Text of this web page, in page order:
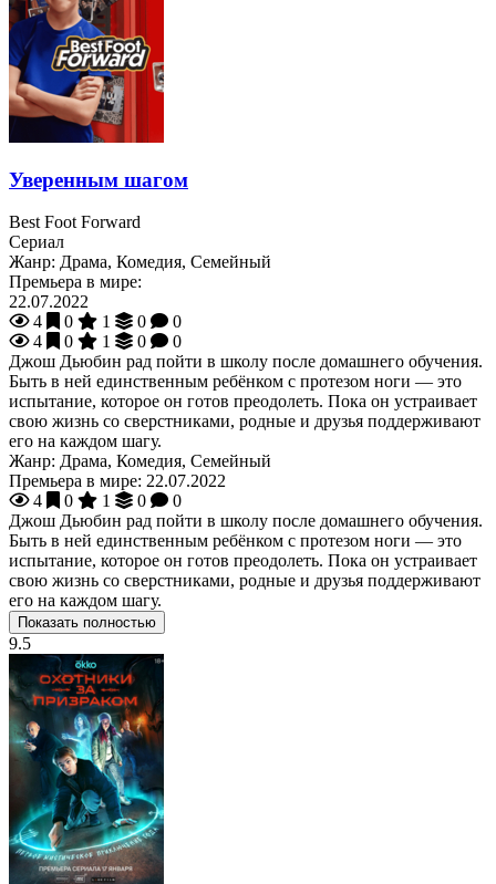
Уверенным шагом
Best Foot Forward
Сериал
Жанр: Драма, Комедия, Семейный
Премьера в мире:
22.07.2022
4
0 1 0
0
4
0 1 0
0
Джош Дьюбин рад пойти в школу после домашнего обучения.
Быть в ней единственным ребёнком с протезом ноги — это
испытание, которое он готов преодолеть. Пока он устраивает
свою жизнь со сверстниками, родные и друзья поддерживают
его на каждом шагу.
Жанр: Драма, Комедия, Семейный
Премьера в мире: 22.07.2022
4
0 1 0
0
Джош Дьюбин рад пойти в школу после домашнего обучения.
Быть в ней единственным ребёнком с протезом ноги — это
испытание, которое он готов преодолеть. Пока он устраивает
свою жизнь со сверстниками, родные и друзья поддерживают
его на каждом шагу.
Показать полностью
9.5